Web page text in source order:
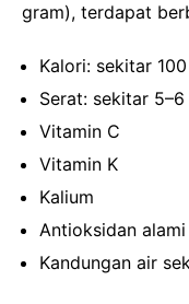
gram), terdapat
Kalori: sekitar
Serat: sekitar
Vitamin C
Vitamin K
Kalium
Antioksidan alami
Kandungan air